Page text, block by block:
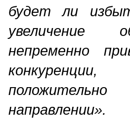
будет ли
увеличение
непременно
направлении».